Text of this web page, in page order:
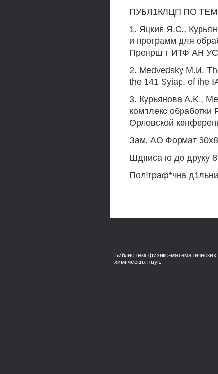
ПУБЛ1КЛЦП ПО
1. Яцкив Я.С.,
и программ для
Препршгг ИТФ АН
2. Medvedsky М.И.
the 141 Syiap. of ihe
3. Курьянова A.K.,
комплекс
Орловской
Зам. АО Формат
Шдписано до друку
Пол!граф*чна
Библиотека физико-математических
химических наук.